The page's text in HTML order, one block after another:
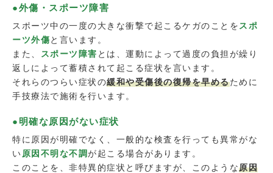
●外傷・スポーツ障害
スポーツ中の一度の大きな衝撃で起こるケガのことを スポ
ーツ外傷と言います。
また、
スポーツ障害 とは、運動によって過度の負担が繰り
返しによって蓄積されて起こる症状を言います。
それらのつらい症状の緩和や受傷後の復帰を早めるために
手技療法で施術を行います。
●明確な原因がない症状
特に原因が明確でなく、一般的な検査を行っても異常がな
い原因不明な不調が起こる場合があります。
このことを、非特異的症状と呼びますが、このような原因